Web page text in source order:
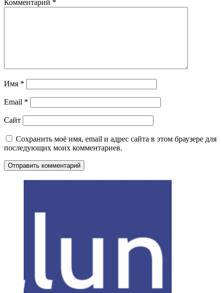
Комментарий *
Имя *
Email *
Сайт
Сохранить моё имя, email и адрес сайта в этом браузере для
последующих моих комментариев.